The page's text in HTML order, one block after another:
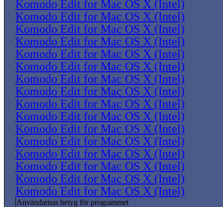
Komodo Edit for Mac OS X (Intel)
Komodo Edit for Mac OS X (Intel)
Komodo Edit for Mac OS X (Intel)
Komodo Edit for Mac OS X (Intel)
Komodo Edit for Mac OS X (Intel)
Komodo Edit for Mac OS X (Intel)
Komodo Edit for Mac OS X (Intel)
Komodo Edit for Mac OS X (Intel)
Komodo Edit for Mac OS X (Intel)
Komodo Edit for Mac OS X (Intel)
Komodo Edit for Mac OS X (Intel)
Komodo Edit for Mac OS X (Intel)
Komodo Edit for Mac OS X (Intel)
Komodo Edit for Mac OS X (Intel)
Komodo Edit for Mac OS X (Intel)
Komodo Edit for Mac OS X (Intel)
Användarnas betyg för programmet